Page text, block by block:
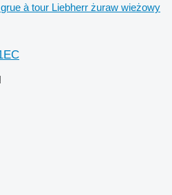
grue à tour Liebherr żuraw wieżowy